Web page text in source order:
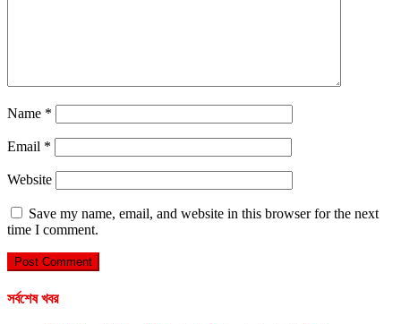
Name *
Email *
Website
Save my name, email, and website in this browser for the next
time I comment.
সর্বশেষ খবর